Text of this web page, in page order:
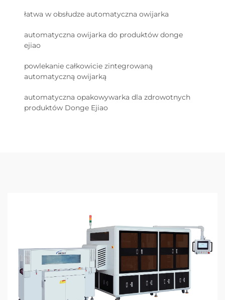
łatwa w obsłudze automatyczna owijarka
automatyczna owijarka do produktów donge
ejiao
powlekanie całkowicie zintegrowaną
automatyczną owijarką
automatyczna opakowywarka dla zdrowotnych
produktów Donge Ejiao